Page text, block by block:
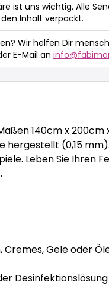
ist uns wichtig. Alle
Inhalt verpackt.
Wir helfen Dir
E-Mail an
140cm x 200cm
hergestellt (0,15
Leben Sie Ihren
Gele oder